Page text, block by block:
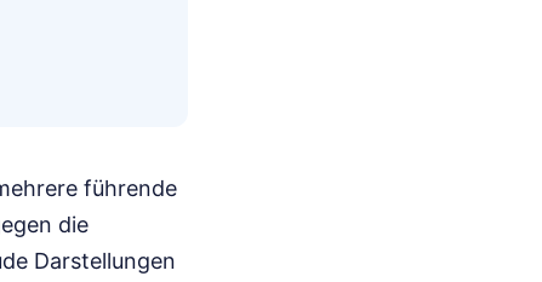
führende
die
Darstellungen